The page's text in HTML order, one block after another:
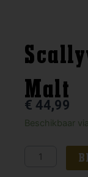
Malt
€ 44,99
Beschikbaar
Scallywag
Malt